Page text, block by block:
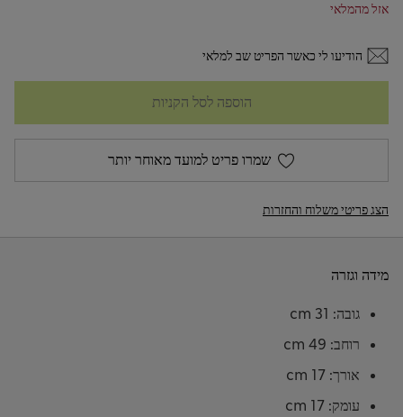
אזל מהמלאי
הודיעו לי כאשר הפריט שב למלאי
הוספה לסל הקניות
שמרו פריט למועד מאוחר יותר
הצג פריטי משלוח והחזרות
מידה וגזרה
גובה: 31 cm
רוחב: 49 cm
אורך: 17 cm
עומק: 17 cm